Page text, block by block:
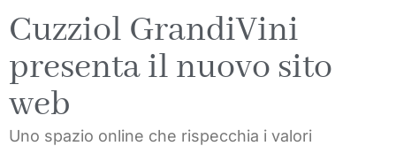
Cuzziol GrandiVini
presenta il nuovo sito
web
Uno spazio online che rispecchia i valori